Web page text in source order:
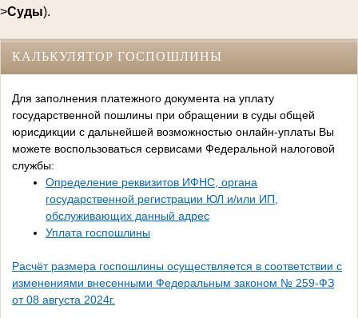
>Суды).
КАЛЬКУЛЯТОР ГОСПОШЛИНЫ
Для заполнения платежного документа на уплату
государственной пошлины при обращении в суды общей
юрисдикции с дальнейшей возможностью онлайн-уплаты Вы
можете воспользоваться сервисами Федеральной налоговой
службы:
Определение реквизитов ИФНС, органа
государственной регистрации ЮЛ и/или ИП,
обслуживающих данный адрес
Уплата госпошлины
Расчёт размера госпошлины осуществляется в соответствии с
изменениями внесенными Федеральным законом № 259-ФЗ
от 08 августа 2024г.